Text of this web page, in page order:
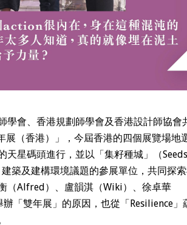
學會、香港規劃師學會及香港設計師協會
（香港）」，今屆香港的四個展覽場地
星碼頭進行，並以「集籽種城」（
築及建構環境議題的參展單位，共同探
（Alfred）、盧韻淇（Wiki）、徐卓華
「雙年展」的原因，也從「Resilience」